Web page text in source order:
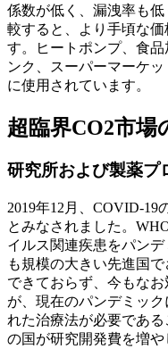
係数が低く、漏洩率も
較すると、より手頃な
す。ヒートポンプ、食
ンク、スーパーマーケ
に使用されています。
超臨界CO2市場
研究所および製薬プ
2019年12月、COVID-19
とみなされました。
イルス関連疾患をパン
も規模の大きい先進国
できておらず、今もな
が、現在のパンデミッ
れた治療法が必要であ
の国が研究開発費を増